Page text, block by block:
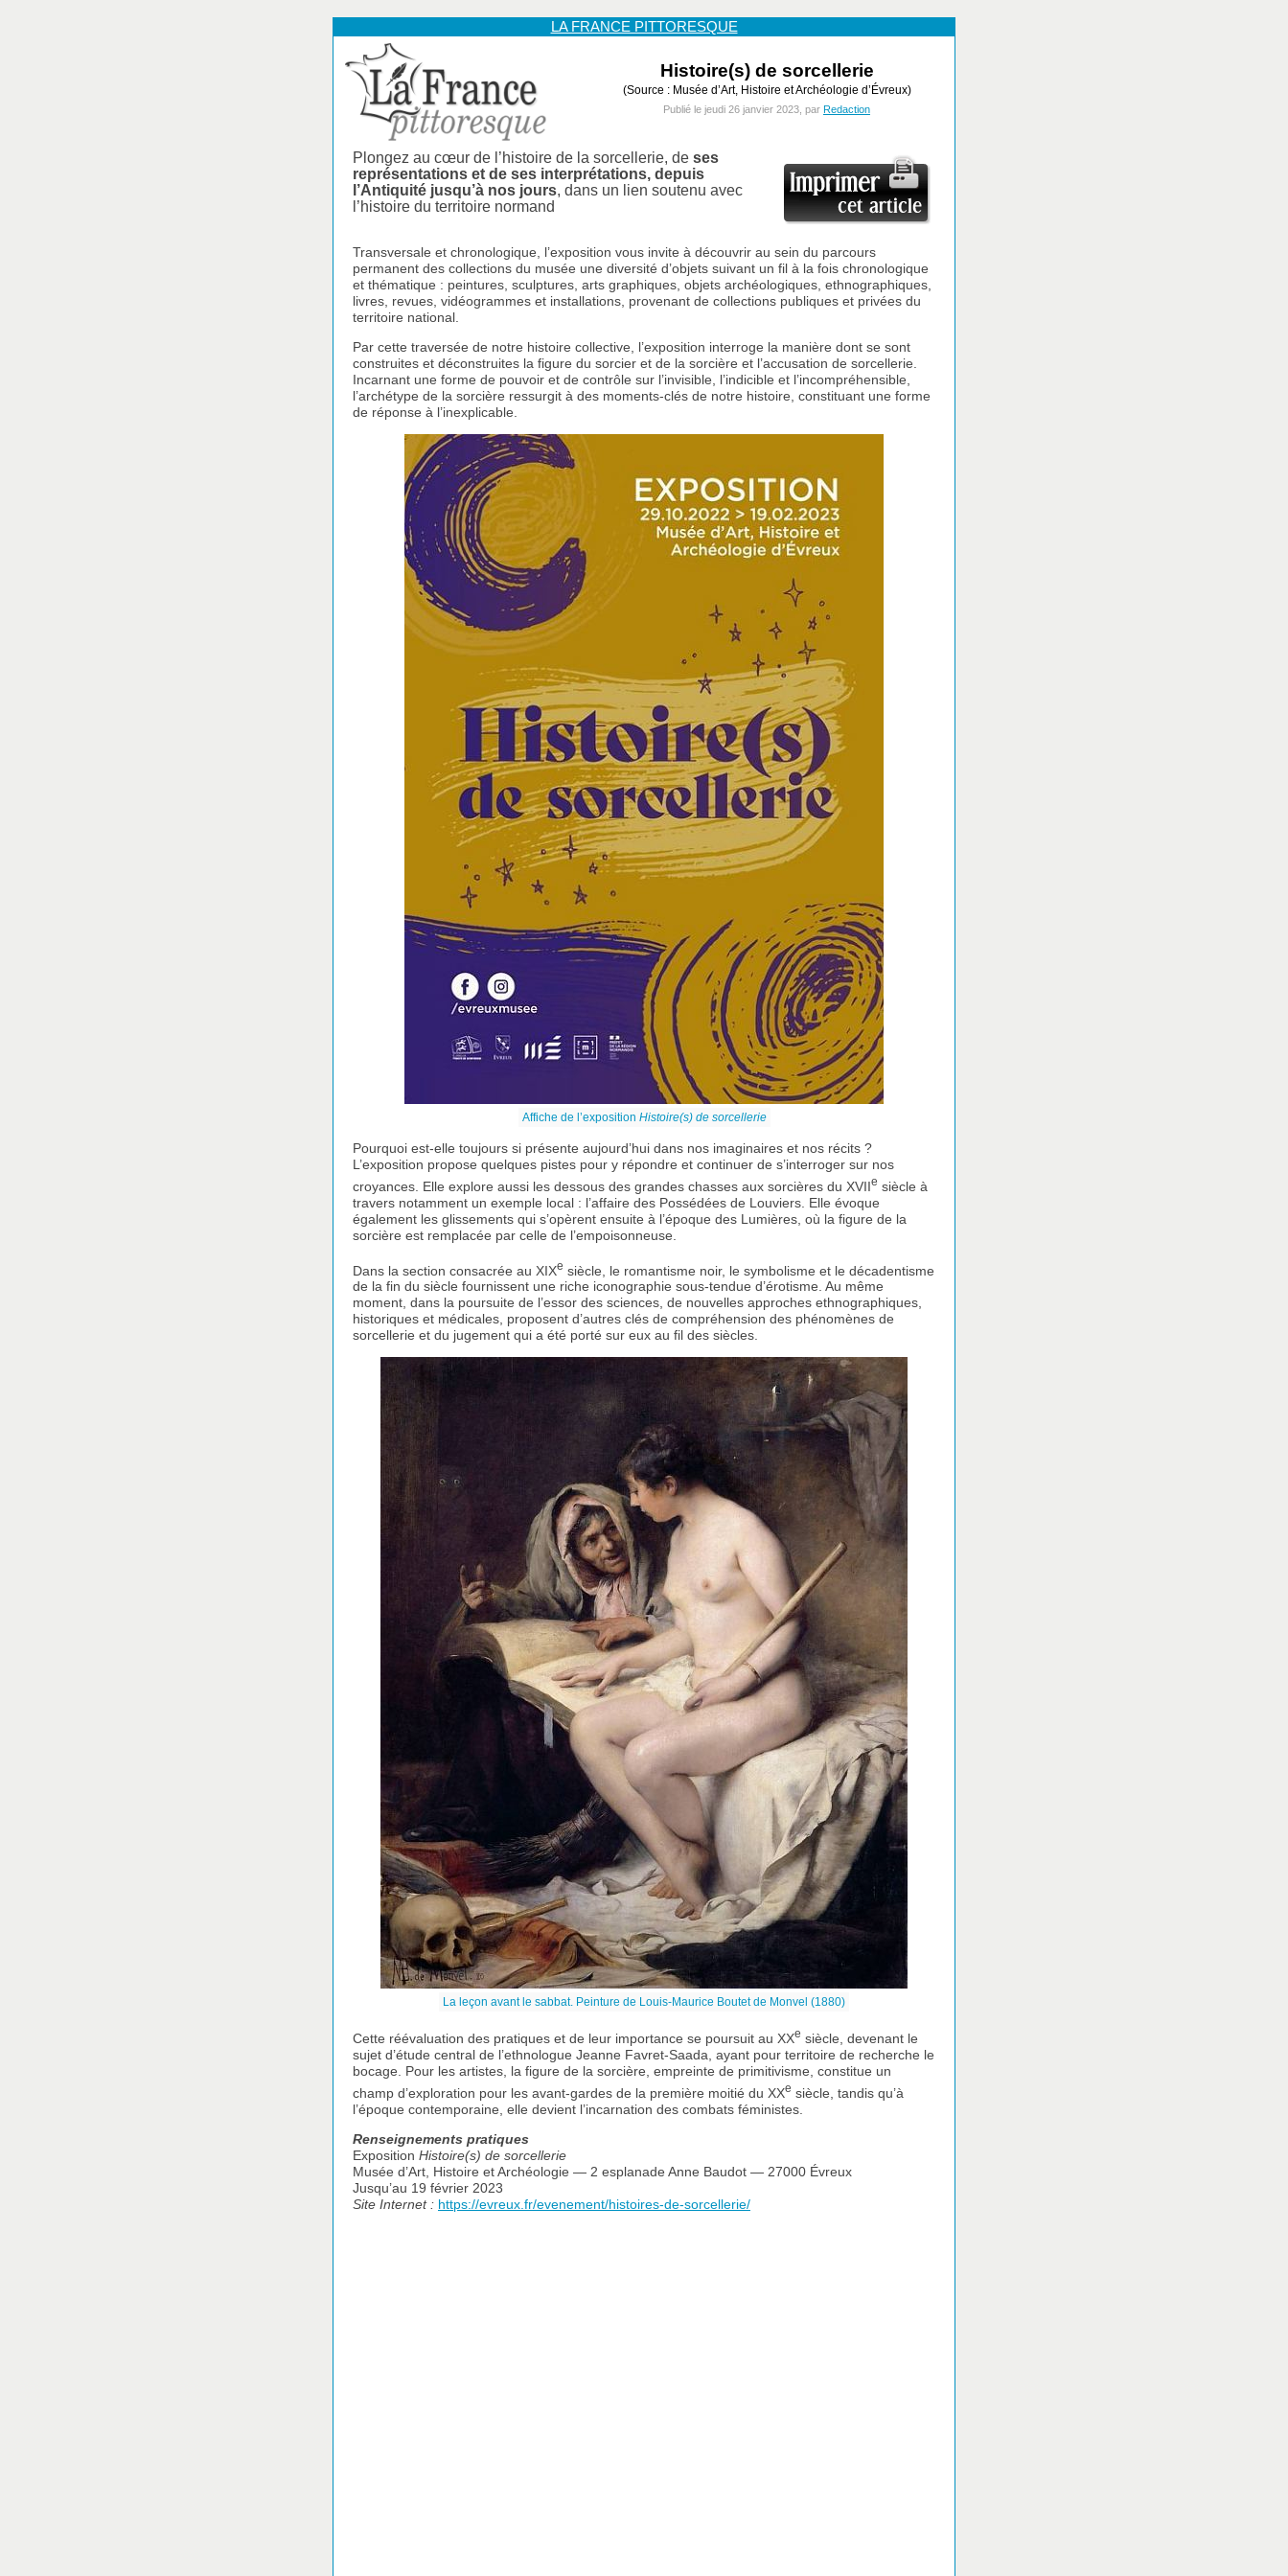
LA FRANCE PITTORESQUE
Histoire(s) de sorcellerie
(Source : Musée d’Art, Histoire et Archéologie d’Évreux)
Publié le jeudi 26 janvier 2023, par Redaction
Plongez au cœur de l’histoire de la sorcellerie, de ses
représentations et de ses interprétations, depuis
l’Antiquité jusqu’à nos jours, dans un lien soutenu avec
l’histoire du territoire normand
Transversale et chronologique, l’exposition vous invite à découvrir au sein du parcours
permanent des collections du musée une diversité d’objets suivant un fil à la fois chronologique
et thématique : peintures, sculptures, arts graphiques, objets archéologiques, ethnographiques,
livres, revues, vidéogrammes et installations, provenant de collections publiques et privées du
territoire national.
Par cette traversée de notre histoire collective, l’exposition interroge la manière dont se sont
construites et déconstruites la figure du sorcier et de la sorcière et l’accusation de sorcellerie.
Incarnant une forme de pouvoir et de contrôle sur l’invisible, l’indicible et l’incompréhensible,
l’archétype de la sorcière ressurgit à des moments-clés de notre histoire, constituant une forme
de réponse à l’inexplicable.
Affiche de l’exposition Histoire(s) de sorcellerie
Pourquoi est-elle toujours si présente aujourd’hui dans nos imaginaires et nos récits ?
L’exposition propose quelques pistes pour y répondre et continuer de s’interroger sur nos
croyances. Elle explore aussi les dessous des grandes chasses aux sorcières du XVIIe siècle à
travers notamment un exemple local : l’affaire des Possédées de Louviers. Elle évoque
également les glissements qui s’opèrent ensuite à l’époque des Lumières, où la figure de la
sorcière est remplacée par celle de l’empoisonneuse.
Dans la section consacrée au XIXe siècle, le romantisme noir, le symbolisme et le décadentisme
de la fin du siècle fournissent une riche iconographie sous-tendue d’érotisme. Au même
moment, dans la poursuite de l’essor des sciences, de nouvelles approches ethnographiques,
historiques et médicales, proposent d’autres clés de compréhension des phénomènes de
sorcellerie et du jugement qui a été porté sur eux au fil des siècles.
La leçon avant le sabbat. Peinture de Louis-Maurice Boutet de Monvel (1880)
Cette réévaluation des pratiques et de leur importance se poursuit au XXe siècle, devenant le
sujet d’étude central de l’ethnologue Jeanne Favret-Saada, ayant pour territoire de recherche le
bocage. Pour les artistes, la figure de la sorcière, empreinte de primitivisme, constitue un
champ d’exploration pour les avant-gardes de la première moitié du XXe siècle, tandis qu’à
l’époque contemporaine, elle devient l’incarnation des combats féministes.
Renseignements pratiques
Exposition Histoire(s) de sorcellerie
Musée d’Art, Histoire et Archéologie — 2 esplanade Anne Baudot — 27000 Évreux
Jusqu’au 19 février 2023
Site Internet : https://evreux.fr/evenement/histoires-de-sorcellerie/